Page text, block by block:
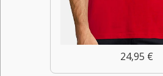
24,95 €